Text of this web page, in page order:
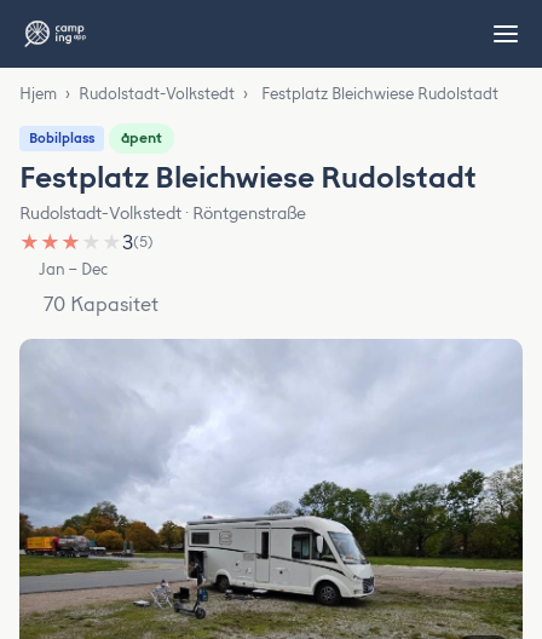
Hjem › Rudolstadt-Volkstedt › Festplatz Bleichwiese Rudolstadt
Bobilplass åpent
Festplatz Bleichwiese Rudolstadt
Rudolstadt-Volkstedt · Röntgenstraße
★ ★ ★ ★ ★3(5)
Jan – Dec
70 Kapasitet